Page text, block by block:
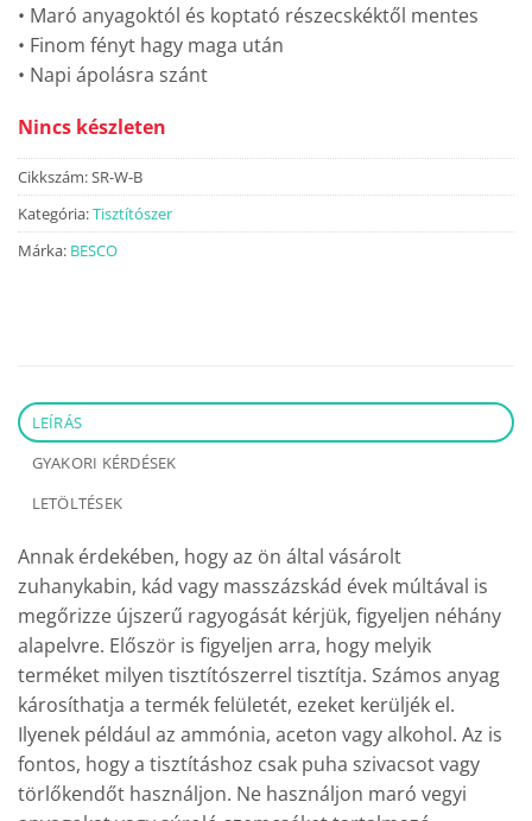
• Maró anyagoktól és koptató részecskéktől mentes
• Finom fényt hagy maga után
• Napi ápolásra szánt
Nincs készleten
Cikkszám:SR-W-B
Kategória:Tisztítószer
Márka: BESCO
LEÍRÁS
GYAKORI KÉRDÉSEK
LETÖLTÉSEK
Annak érdekében, hogy az ön által vásárolt
zuhanykabin, kád vagy masszázskád évek múltával is
megőrizze újszerű ragyogását kérjük, figyeljen néhány
alapelvre. Először is figyeljen arra, hogy melyik
terméket milyen tisztítószerrel tisztítja. Számos anyag
károsíthatja a termék felületét, ezeket kerüljék el.
Ilyenek például az ammónia, aceton vagy alkohol. Az is
fontos, hogy a tisztításhoz csak puha szivacsot vagy
törlőkendőt használjon. Ne használjon maró vegyi